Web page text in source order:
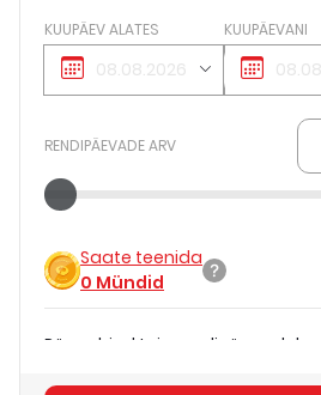
KUUPÄEV ALATES KUUPÄEVANI
RENDIPÄEVADE ARV
Saate teenida
0 Mündid
Päevahind teie rendipäevadele